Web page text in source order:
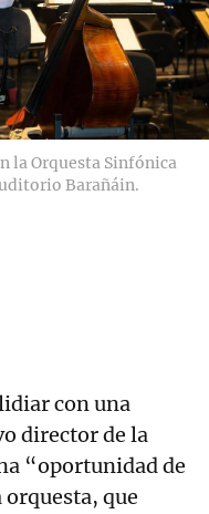
la Orquesta Sinfónica
Barañáin.
con una
director de la
“oportunidad de
que